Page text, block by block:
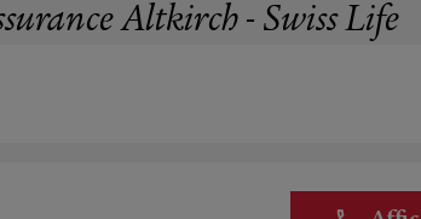
Altkirch - Swiss Life